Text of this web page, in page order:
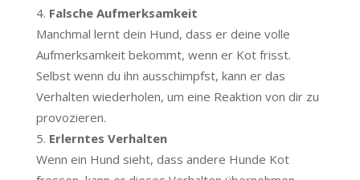
Falsche Aufmerksamkeit
Manchmal lernt dein Hund, dass er deine volle
Aufmerksamkeit bekommt, wenn er Kot frisst.
Selbst wenn du ihn ausschimpfst, kann er das
Verhalten wiederholen, um eine Reaktion von dir zu
provozieren.
Erlerntes Verhalten
Wenn ein Hund sieht, dass andere Hunde Kot